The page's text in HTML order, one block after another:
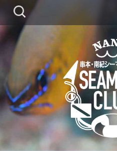
検
索:
コ
ン
ツ
に